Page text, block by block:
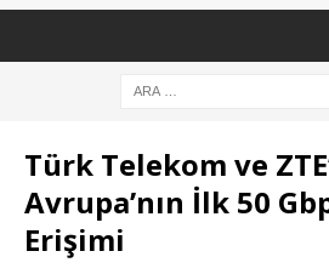
Türk Telekom ve
Avrupa’nın İlk 50
Erişimi